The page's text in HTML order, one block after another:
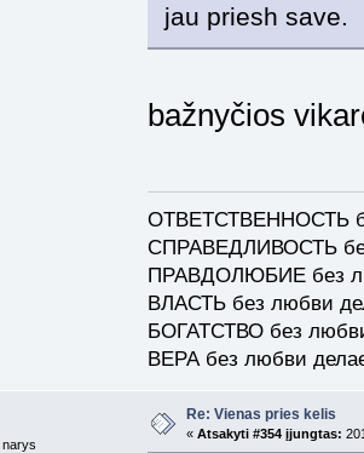
jau priesh save.
bažnyčios
ОТВЕТСТВЕННОСТЬ
СПРАВЕДЛИВОСТЬ
ПРАВДОЛЮБИЕ без
ВЛАСТЬ без любви
БОГАТСТВО без
ВЕРА без любви
narys
Re: Vienas pries kelis
« Atsakyti #354 įjungtas: